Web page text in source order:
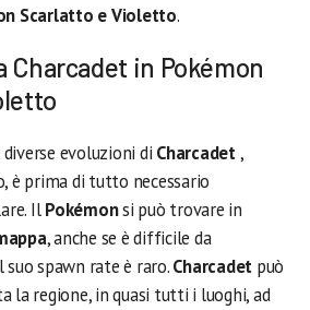
Scarlatto e Violetto.
Charcadet in Pokémon
evoluzioni di Charcadet,
è prima di tutto necessario
IlPokémonsi può trovare in
, anche se è difficile da
spawn rate è raro.Charcadet può
la regione, in quasi tutti i luoghi, ad